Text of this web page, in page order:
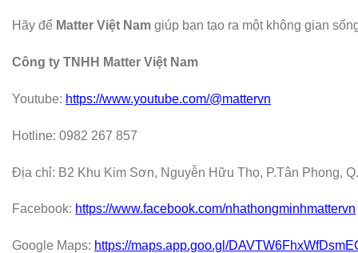
Hãy để Matter Việt Nam giúp bạn tạo ra một không gian
Công ty TNHH Matter Việt Nam
Youtube: https://www.youtube.com/@mattervn
Hotline: 0982 267 857
Địa chỉ: B2 Khu Kim Sơn, Nguyễn Hữu Thọ, P.Tân Phong,
Facebook: https://www.facebook.com/nhathongminhmattervn
Google Maps: https://maps.app.goo.gl/